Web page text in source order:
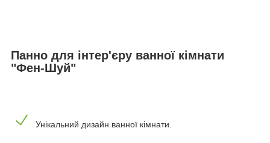
Панно для інтер'єру ванної кімнати
"Фен-Шуй"
Унікальний дизайн ванної кімнати.